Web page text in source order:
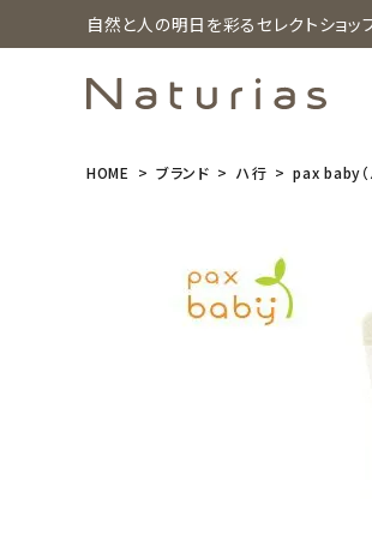
自然と人の明日を彩るセレクトショッ
search
HOME ブランド ハ行 pax baby（